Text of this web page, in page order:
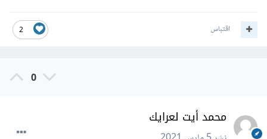
2 اقتباس
0
محمد أيت لعرايك